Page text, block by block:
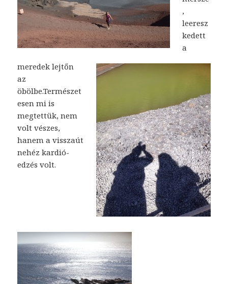
,
leeresz
kedett
a
meredek lejtőn
az
öbölbe.Természet
esen mi is
megtettük, nem
volt vészes,
hanem a visszaút
nehéz kardió-
edzés volt.